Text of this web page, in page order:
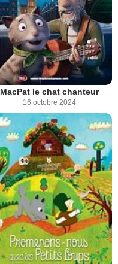
MacPat le chat chanteur
16 octobre 2024